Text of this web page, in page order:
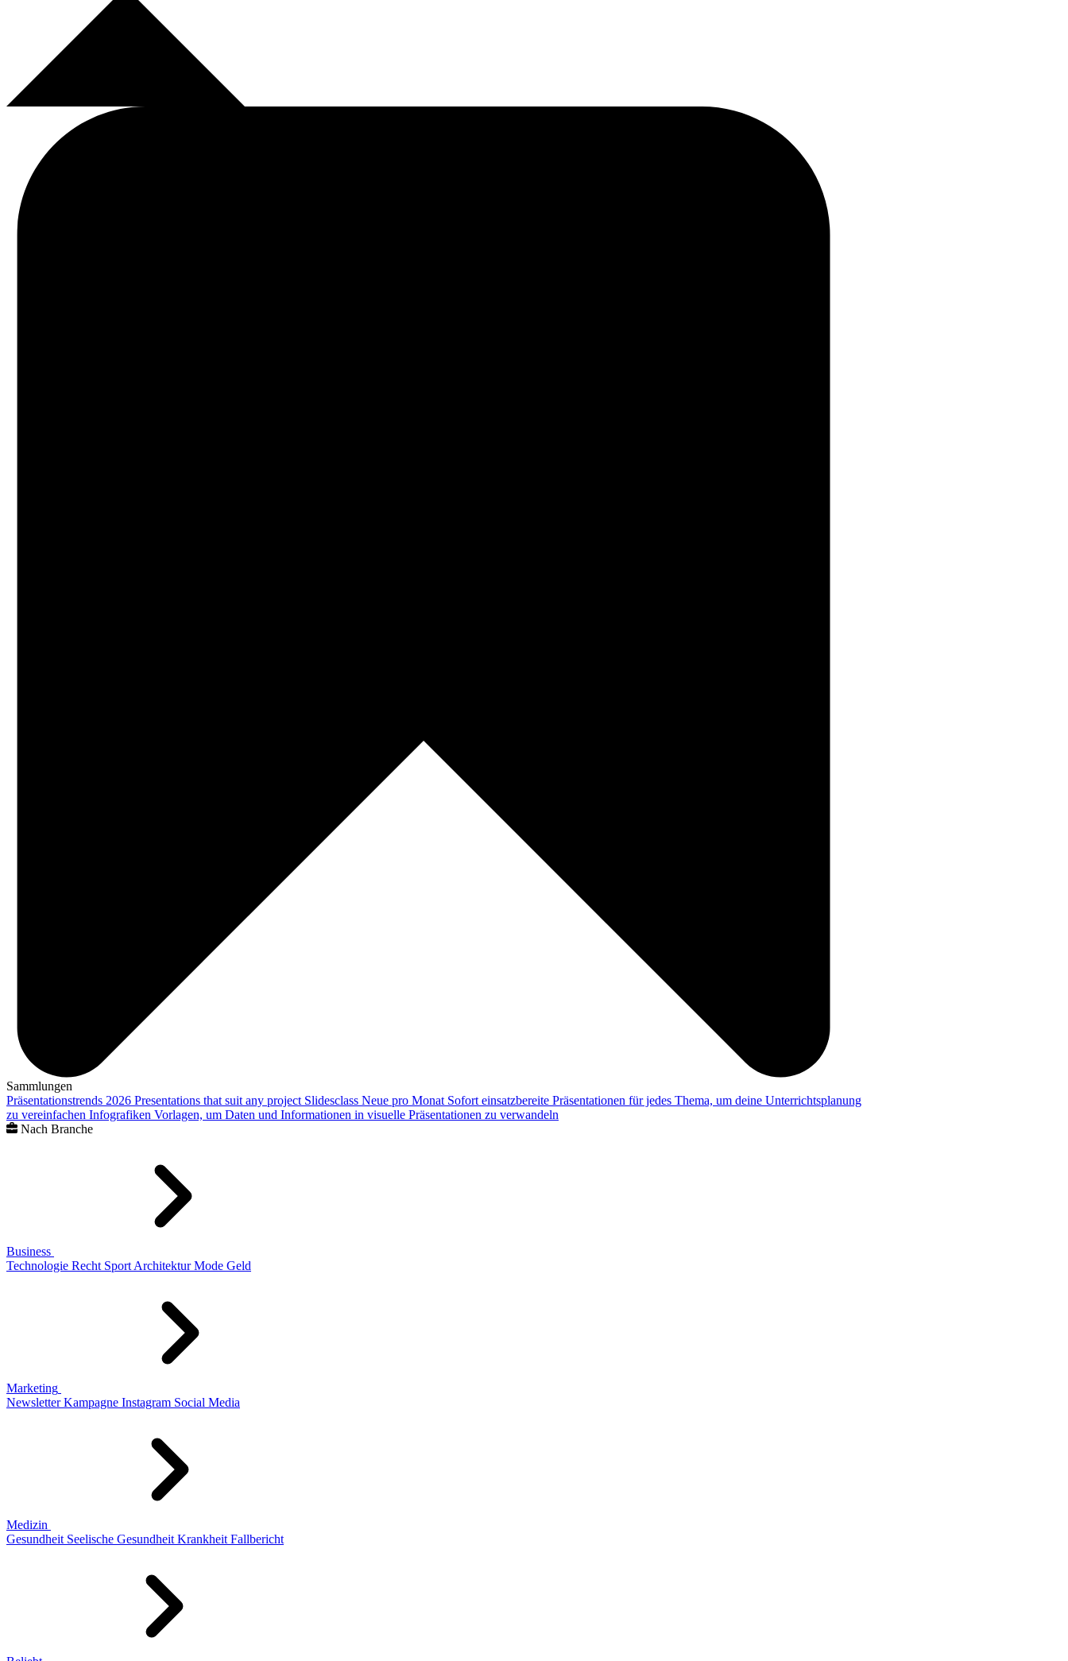
Sammlungen
Präsentationstrends 2026 Presentations that suit any project Slidesclass Neue pro Monat Sofort einsatzbereite Präsentationen für jedes Thema, um deine Unterrichtsplanung
zu vereinfachen Infografiken Vorlagen, um Daten und Informationen in visuelle Präsentationen zu verwandeln
Nach Branche
Business
Technologie Recht Sport Architektur Mode Geld
Marketing
Newsletter Kampagne Instagram Social Media
Medizin
Gesundheit Seelische Gesundheit Krankheit Fallbericht